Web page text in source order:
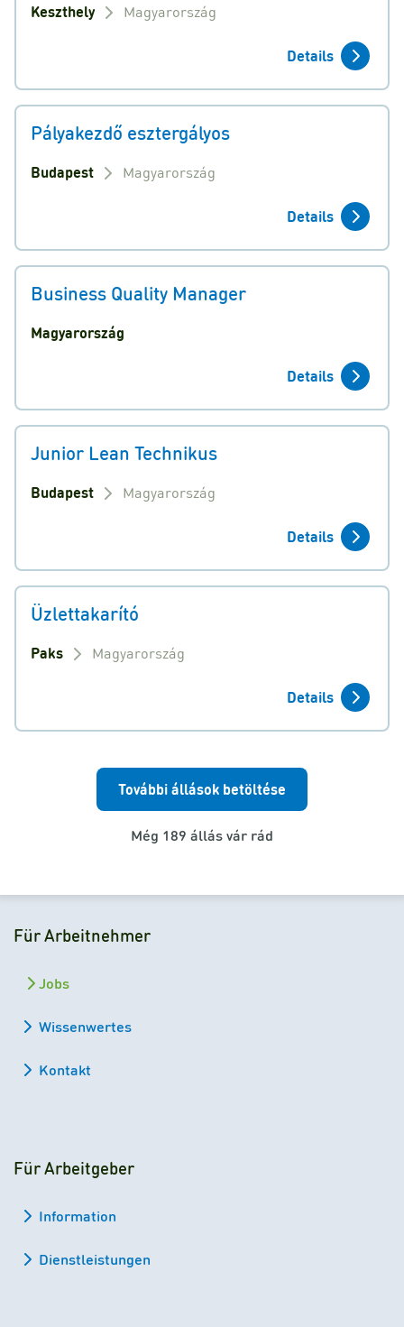
Keszthely Magyarország
Details
Pályakezdő esztergályos
Budapest Magyarország
Details
Business Quality Manager
Magyarország
Details
Junior Lean Technikus
Budapest Magyarország
Details
Üzlettakarító
Paks Magyarország
Details
További állások betöltése
Még 189 állás vár rád
Für Arbeitnehmer
Jobs
Wissenwertes
Kontakt
Für Arbeitgeber
Information
Dienstleistungen